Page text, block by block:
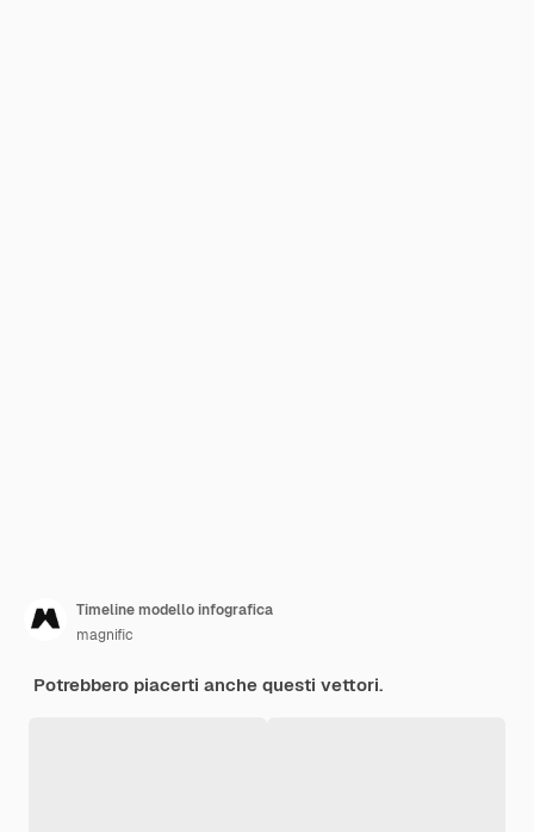
Timeline modello infografica
magnific
Potrebbero piacerti anche questi vettori.